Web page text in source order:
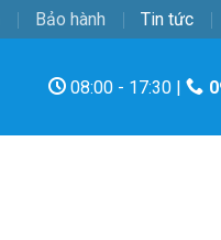
Bảo hành Tin tức
08:00 - 17:30 |